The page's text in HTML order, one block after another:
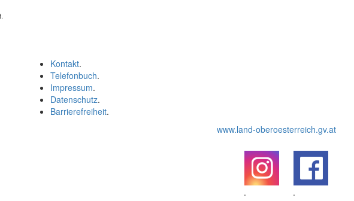
Kontakt.
Telefonbuch.
Impressum.
Datenschutz.
Barrierefreiheit.
www.land-oberoesterreich.gv.at
.
.